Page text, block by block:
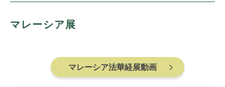
マレーシア展
マレーシア法華経展動画